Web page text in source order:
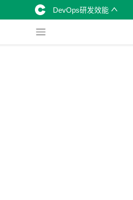
DevOps研发效能